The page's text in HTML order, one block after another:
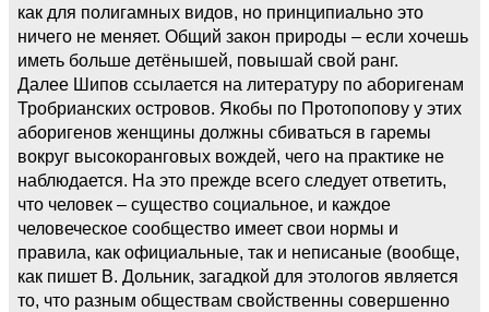
как для полигамных видов, но принципиально это
ничего не меняет. Общий закон природы – если хочешь
иметь больше детёнышей, повышай свой ранг.
Далее Шипов ссылается на литературу по аборигенам
Тробрианских островов. Якобы по Протопопову у этих
аборигенов женщины должны сбиваться в гаремы
вокруг высокоранговых вождей, чего на практике не
наблюдается. На это прежде всего следует ответить,
что человек – существо социальное, и каждое
человеческое сообщество имеет свои нормы и
правила, как официальные, так и неписаные (вообще,
как пишет В. Дольник, загадкой для этологов является
то, что разным обществам свойственны совершенно